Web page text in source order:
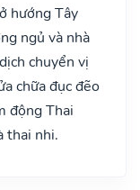
hướng Tây
ngủ và nhà
chuyển vị
chữa đục đẽo
động Thai
thai nhi.